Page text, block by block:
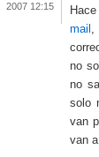
2007 12:15
mail ,
no
no
solo
van
van